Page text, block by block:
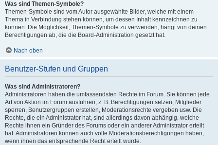
Was sind Themen-Symbole?
Themen-Symbole sind vom Autor ausgewählte Bilder, welche mit einem
Thema in Verbindung stehen können, um dessen Inhalt kennzeichnen zu
können. Die Möglichkeit, Themen-Symbole zu verwenden, hängt von deinen
Berechtigungen ab, die die Board-Administration gesetzt hat.
Nach oben
Benutzer-Stufen und Gruppen
Was sind Administratoren?
Administratoren haben die umfassendsten Rechte im Forum. Sie können jede
Art von Aktion im Forum ausführen; z. B. Berechtigungen setzen, Mitglieder
sperren, Benutzergruppen erstellen, Moderationsrechte vergeben usw. Die
Rechte, die ein Administrator hat, sind allerdings davon abhängig, welche
Rechte ihnen ein Gründer des Forums oder ein anderer Administrator erteilt
hat. Administratoren können auch volle Moderationsberechtigungen haben,
wenn ihnen das entsprechende Recht erteilt wurde.